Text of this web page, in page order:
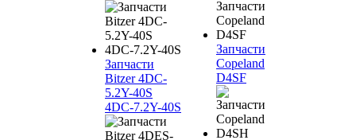
Запчасти
Bitzer 4DC-
5.2Y-40S
4DC-7.2Y-40S
Запчасти
Copeland
D4SF